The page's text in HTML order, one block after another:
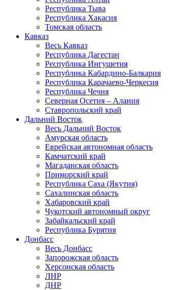
Республика Тыва
Республика Хакасия
Томская область
Кавказ
Весь Кавказ
Республика Дагестан
Республика Ингушетия
Республика Кабардино-Балкария
Республика Карачаево-Черкесия
Республика Чечня
Северная Осетия – Алания
Ставропольский край
Дальний Восток
Весь Дальний Восток
Амурская область
Еврейская автономная область
Камчатский край
Магаданская область
Приморский край
Республика Саха (Якутия)
Сахалинская область
Хабаровский край
Чукотский автономный округ
Забайкальский край
Республика Бурятия
Донбасс
Весь Донбасс
Запорожская область
Херсонская область
ЛНР
ДНР